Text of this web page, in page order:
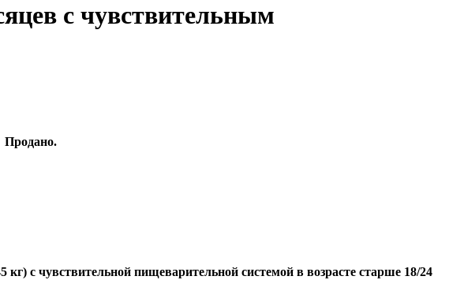
с чувствительным
Продано.
с чувствительной пищеварительной системой в возрасте старше 18/24